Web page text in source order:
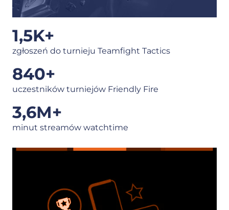
1,5K+
zgłoszeń do turnieju Teamfight Tactics
840+
uczestników turniejów Friendly Fire
3,6M+
minut streamów watchtime